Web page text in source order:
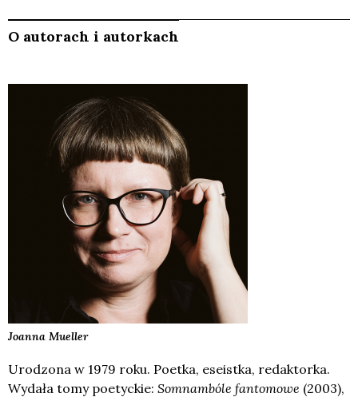
O autorach i autorkach
Joanna Mueller
Urodzona w 1979 roku. Poetka, eseistka, redaktorka.
Wydała tomy poetyckie: Somnambóle fantomowe (2003),